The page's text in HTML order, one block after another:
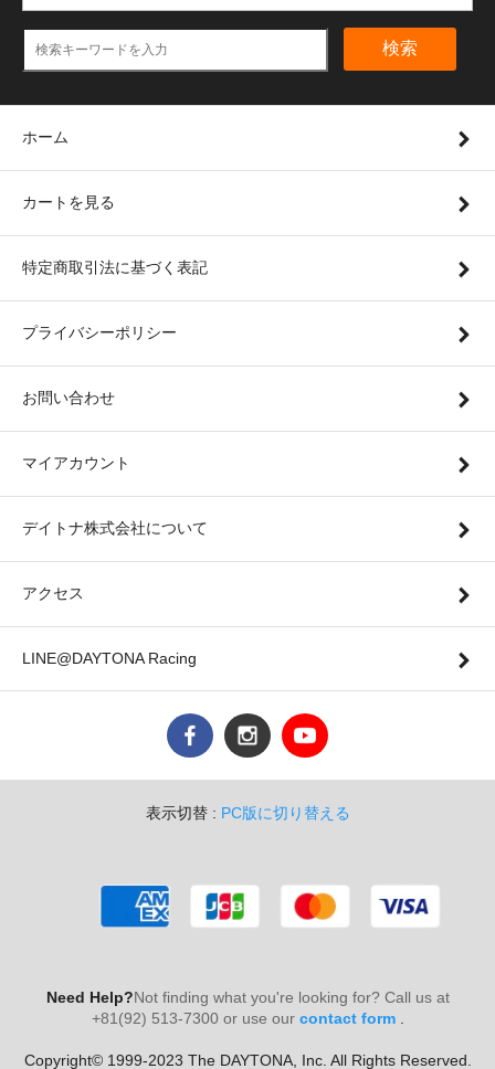
検索
ホーム
カートを見る
特定商取引法に基づく表記
プライバシーポリシー
お問い合わせ
マイアカウント
デイトナ株式会社について
アクセス
LINE@DAYTONA Racing
表示切替 : PC版に切り替える
Need Help?Not finding what you're looking for? Call us at
+81(92) 513-7300 or use our contact form.
Copyright© 1999-2023 The DAYTONA, Inc. All Rights Reserved.